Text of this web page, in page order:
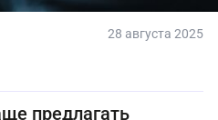
28 августа 2025
предлагать